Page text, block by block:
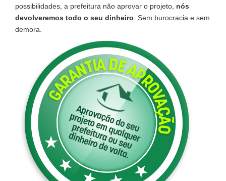
possibilidades, a prefeitura não aprovar o projeto, nós
devolveremos todo o seu dinheiro . Sem burocracia e sem
demora.